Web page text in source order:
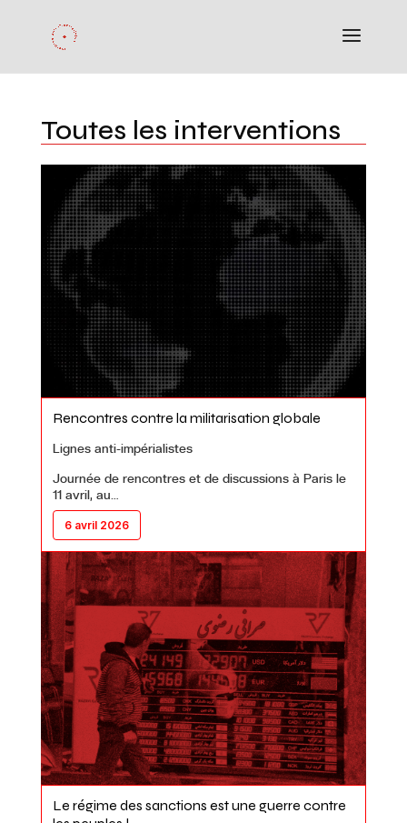
Toutes les interventions
Rencontres contre la militarisation globale
Lignes anti-impérialistes
Journée de rencontres et de discussions à Paris le
11 avril, au…
6 avril 2026
Le régime des sanctions est une guerre contre